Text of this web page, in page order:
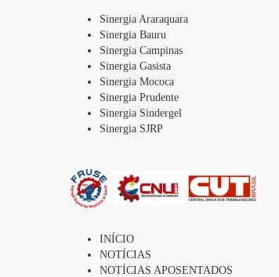
Sinergia Araraquara
Sinergia Bauru
Sinergia Campinas
Sinergia Gasista
Sinergia Mococa
Sinergia Prudente
Sinergia Sindergel
Sinergia SJRP
INÍCIO
NOTÍCIAS
NOTÍCIAS APOSENTADOS